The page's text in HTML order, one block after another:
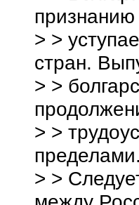
> >
стран.
> >
> >
> >